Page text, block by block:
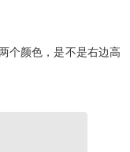
个颜色，是不是右边高